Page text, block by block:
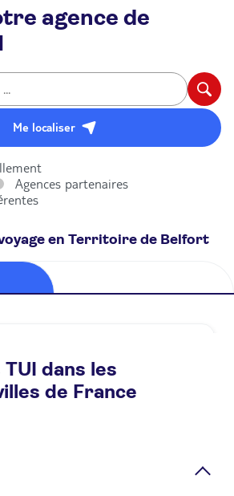
agence de
Me localiser
Agences partenaires
voyage en Territoire de Belfort
à 13:00
Belfort 90160 Bessoncourt
TUI dans les
de France